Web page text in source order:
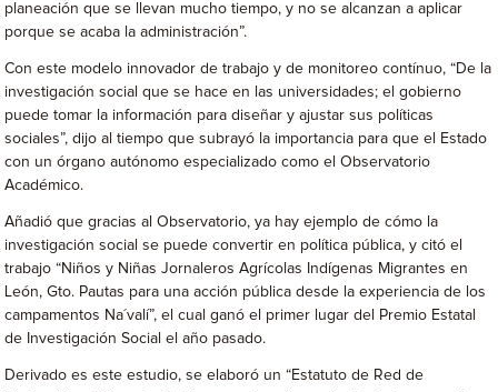
planeación que se llevan mucho tiempo, y no se alcanzan a aplicar
porque se acaba la administración”.
Con este modelo innovador de trabajo y de monitoreo contínuo, “De la
investigación social que se hace en las universidades; el gobierno
puede tomar la información para diseñar y ajustar sus políticas
sociales”, dijo al tiempo que subrayó la importancia para que el Estado
con un órgano autónomo especializado como el Observatorio
Académico.
Añadió que gracias al Observatorio, ya hay ejemplo de cómo la
investigación social se puede convertir en política pública, y citó el
trabajo “Niños y Niñas Jornaleros Agrícolas Indígenas Migrantes en
León, Gto. Pautas para una acción pública desde la experiencia de los
campamentos Na´valí”, el cual ganó el primer lugar del Premio Estatal
de Investigación Social el año pasado.
Derivado es este estudio, se elaboró un “Estatuto de Red de